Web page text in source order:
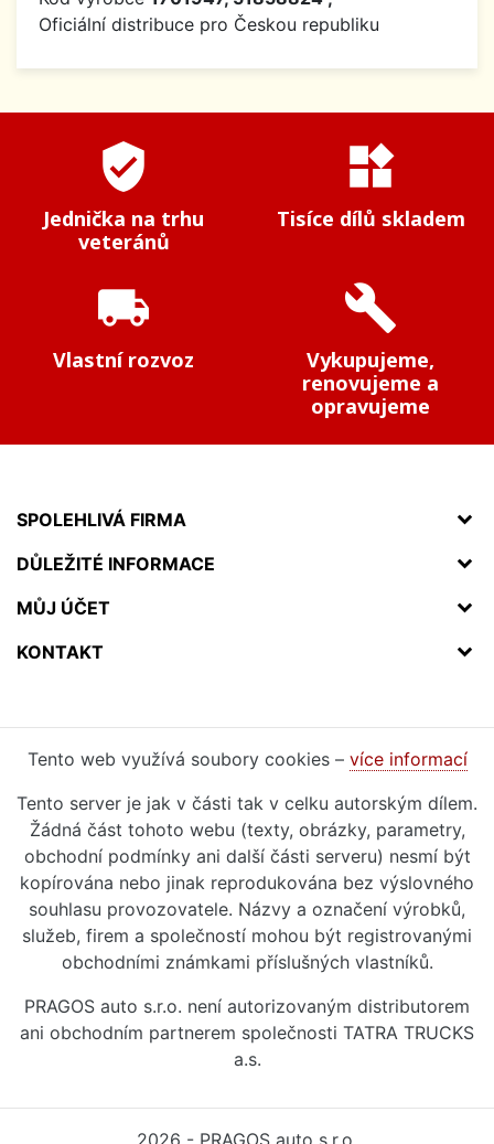
Oficiální distribuce pro Českou republiku
verified_user
Jednička na trhu
veteránů
widgets
Tisíce dílů skladem
local_shipping
Vlastní rozvoz
build
Vykupujeme,
renovujeme a
opravujeme
SPOLEHLIVÁ FIRMA
DŮLEŽITÉ INFORMACE
MŮJ ÚČET
KONTAKT
Tento web využívá soubory cookies – více informací
Tento server je jak v části tak v celku autorským dílem.
Žádná část tohoto webu (texty, obrázky, parametry,
obchodní podmínky ani další části serveru) nesmí být
kopírována nebo jinak reprodukována bez výslovného
souhlasu provozovatele. Názvy a označení výrobků,
služeb, firem a společností mohou být registrovanými
obchodními známkami příslušných vlastníků.
PRAGOS auto s.r.o. není autorizovaným distributorem
ani obchodním partnerem společnosti TATRA TRUCKS
a.s.